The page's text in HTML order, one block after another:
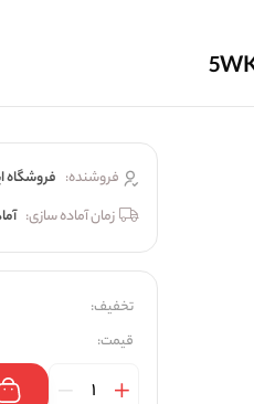
فروشنده: فروشگاه
زمان آماده سازی:
تخفیف:
قیمت: